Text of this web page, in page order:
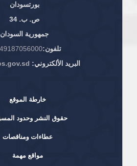
بورتسودان
ص. ب. 34
جمهورية السودان
تلفون:
البريد الألكتروني:
خارطة الموقع
حقوق النشر وحدود
عطاءات ومناقصات
مواقع مهمة